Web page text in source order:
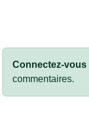
Connectez-vous
commentaires.